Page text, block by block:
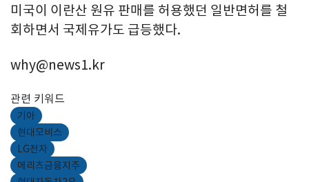
미국이 이란산 원유 판매를 허용했던 일반면허를 철
회하면서 국제유가도 급등했다.
why@news1.kr
관련 키워드
기아
현대모비스
LG전자
메리츠금융지주